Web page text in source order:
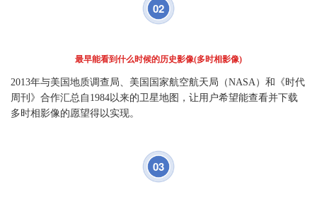
02
最早能看到什么时候的历史影像(多时相影像)
2013年与美国地质调查局、美国国家航空航天局（NASA）和《时代
周刊》合作汇总自1984以来的卫星地图，让用户希望能查看并下载
多时相影像的愿望得以实现。
03